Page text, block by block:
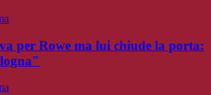
per Rowe ma lui chiude la porta: